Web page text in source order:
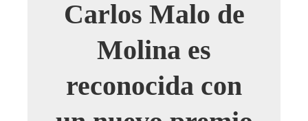
Carlos Malo de
Molina es
reconocida con